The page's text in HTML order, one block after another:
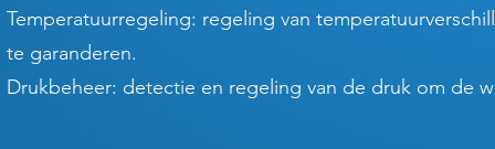
Temperatuurregeling: regeling van
te garanderen.
Drukbeheer: detectie en regeling van de druk om de